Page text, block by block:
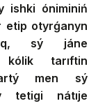
ishki óniminiń
etip otyrǵanyn
sý jáne
kólik tarıftin
tartý men sý
tetigi nátıje